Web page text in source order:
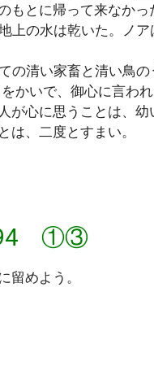
とに帰って来なかっ
上の水は乾いた。ノ
の清い家畜と清い鳥
かいで、御心に言われ
心に思うことは、幼
は、二度とすまい。
94 ①③
留めよう。